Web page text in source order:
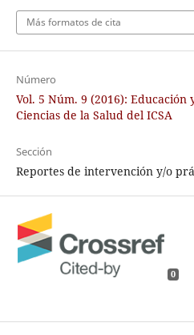
Más formatos de cita
Número
Vol. 5 Núm. 9 (2016):
Ciencias de la Salud del ICSA
Sección
Reportes de intervención y/o
0